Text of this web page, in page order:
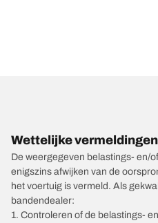
Wettelijke vermeldingen
De weergegeven belastings- en/
enigszins afwijken van de
het voertuig is vermeld. Als
bandendealer:
1. Controleren of de belastings-